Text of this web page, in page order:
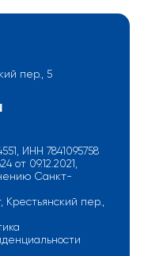
пер., 5
ИНН 7841095758
от 09.12.2021,
Санкт-
Крестьянский пер.,